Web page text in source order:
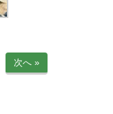
次へ »